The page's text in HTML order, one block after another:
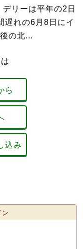
リーは平年の2日
遅れの6月8日にイ
の北...
ら
込み
ン